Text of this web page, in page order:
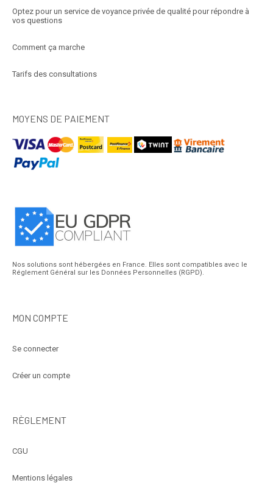
Optez pour un service de voyance privée de qualité pour répondre à
vos questions
Comment ça marche
Tarifs des consultations
MOYENS DE PAIEMENT
Nos solutions sont hébergées en France. Elles sont compatibles avec le
Réglement Général sur les Données Personnelles (RGPD).
MON COMPTE
Se connecter
Créer un compte
RÈGLEMENT
CGU
Mentions légales